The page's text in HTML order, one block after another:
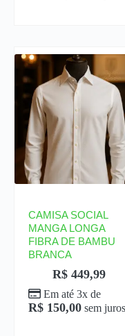
CAMISA SOCIAL
MANGA LONGA
FIBRA DE BAMBU
BRANCA
R$ 449,99
Em até 3x de
R$ 150,00 sem juros